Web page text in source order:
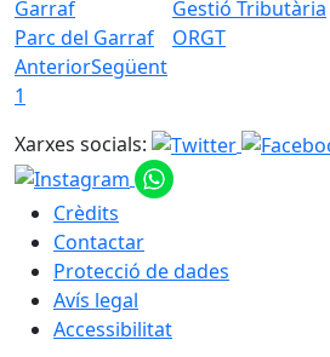
Parc del Garraf ORGT
AnteriorSegüent
1
Xarxes socials:
Crèdits
Contactar
Protecció de dades
Avís legal
Accessibilitat